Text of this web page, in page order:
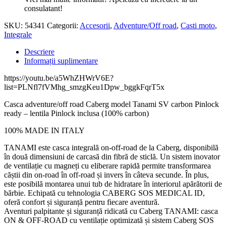
consulatant!
SKU: 54341 Categorii: Accesorii, Adventure/Off road, Casti moto,
Integrale
Descriere
Informații suplimentare
https://youtu.be/a5WhZHWrV6E?
list=PLNfl7fVMhg_smzgKeu1Dpw_bggkFqrT5x
Casca adventure/off road Caberg model Tanami SV carbon Pinlock
ready – lentila Pinlock inclusa (100% carbon)
100% MADE IN ITALY
TANAMI este casca integrală on-off-road de la Caberg, disponibilă
în două dimensiuni de carcasă din fibră de sticlă. Un sistem inovator
de ventilație cu magneți cu eliberare rapidă permite transformarea
căștii din on-road în off-road și invers în câteva secunde. În plus,
este posibilă montarea unui tub de hidratare în interiorul apărătorii de
bărbie. Echipată cu tehnologia CABERG SOS MEDICAL ID,
oferă confort și siguranță pentru fiecare aventură.
Aventuri palpitante și siguranță ridicată cu Caberg TANAMI: casca
ON & OFF-ROAD cu ventilație optimizată și sistem Caberg SOS